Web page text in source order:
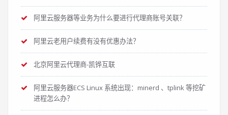
阿里云服务器等业务为什么要进行代理商账号关联？
阿里云老用户续费有没有优惠办法？
北京阿里云代理商-凯铧互联
阿里云服务器ECS Linux 系统出现：minerd 、tplink 等挖矿
进程怎么办？